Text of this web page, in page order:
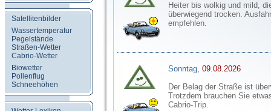
Satellitenbilder
Wassertemperatur
Pegelstände
Straßen-Wetter
Cabrio-Wetter
Biowetter
Pollenflug
Schneehöhen
Heiter bis wolkig und mild,
überwiegend trocken.
empfehlen.
Sonntag, 09.08.2026
Der Belag der Straße ist
Trotzdem brauchen Sie
Cabrio-Trip.